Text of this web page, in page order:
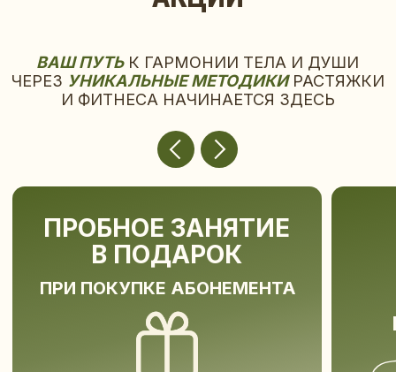
дня рождения
Заполните форму и запишитесь
на пробное занятие
ЗАПИСАТЬСЯ НА ЗАНЯТИЕ
РАЗНАЯ ТЫ —
РАЗНАЯ NUGA